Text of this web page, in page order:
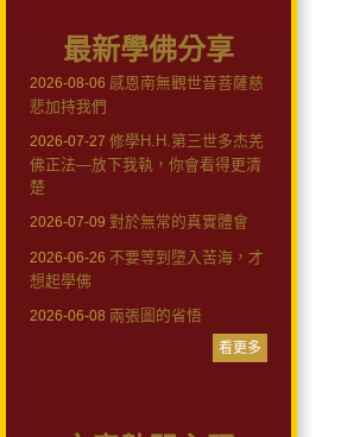
最新學佛分享
2026-08-06 感恩南無觀世音菩薩慈
悲加持我們
2026-07-27 修學H.H.第三世多杰羌
佛正法—放下我執，你會看得更清
楚
2026-07-09 對於無常的真實體會
2026-06-26 不要等到墮入苦海，才
想起學佛
2026-06-08 兩張圖的省悟
看更多